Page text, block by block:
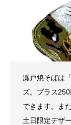
瀬戸焼そばは
ズ。プラス
できます。ま
土日限定デザ